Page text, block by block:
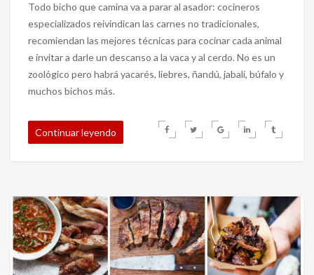
Todo bicho que camina va a parar al asador: cocineros
especializados reivindican las carnes no tradicionales,
recomiendan las mejores técnicas para cocinar cada animal
e invitar a darle un descanso a la vaca y al cerdo. No es un
zoológico pero habrá yacarés, liebres, ñandú, jabalí, búfalo y
muchos bichos más.
Continuar leyendo